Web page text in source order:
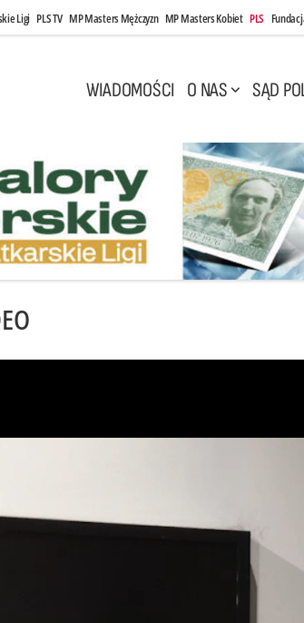
Ligi PLS TV MP Masters Mężczyzn MP Masters Kobiet PLS
WIADOMOŚCI O NAS SĄD